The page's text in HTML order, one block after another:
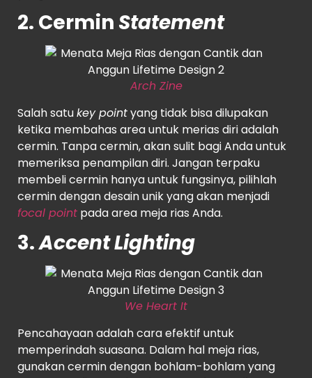
2. Cermin Statement
Arch Zine
Salah satukey pointyang tidak bisa dilupakan
ketika membahas area untuk merias diri adalah
cermin. Tanpa cermin, akan sulit bagi Anda untuk
memeriksa penampilan diri. Jangan terpaku
membeli cermin hanya untuk fungsinya, pilihlah
cermin dengan desain unik yang akan menjadi
focal point pada area meja rias Anda.
3.Accent Lighting
We Heart It
Pencahayaan adalah cara efektif untuk
memperindah suasana. Dalam hal meja rias,
gunakan cermin dengan bohlam-bohlam yang